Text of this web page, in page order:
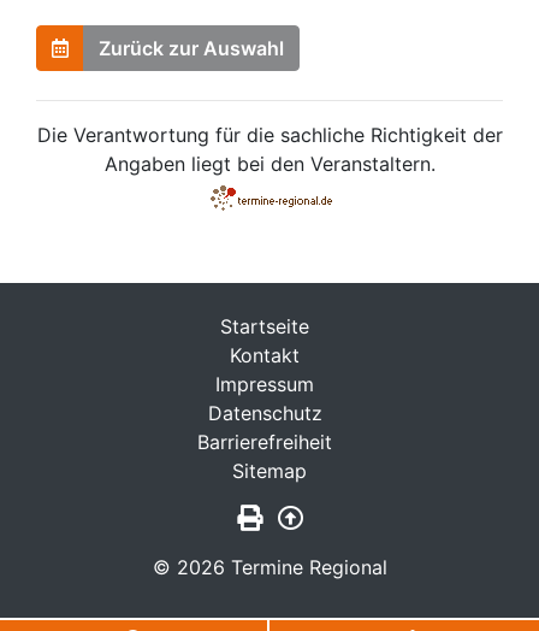
Zurück zur Auswahl
Die Verantwortung für die sachliche Richtigkeit der
Angaben liegt bei den Veranstaltern.
© 2026 Termine Regional
Startseite
Kontakt
Impressum
Datenschutz
Barrierefreiheit
Sitemap
Seite drucken
Zurück nach oben